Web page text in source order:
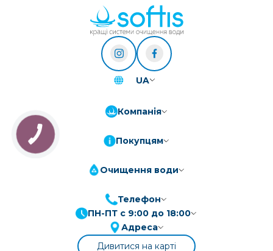
ПриватБанк
3-10 платежів, кредит 0.01%
3-7 платежів, кредит 0.01%
UA
Компанія
Покупцям
Очищення води
Телефон
ПН-ПТ с 9:00 до 18:00
Адреса
Дивитися на карті